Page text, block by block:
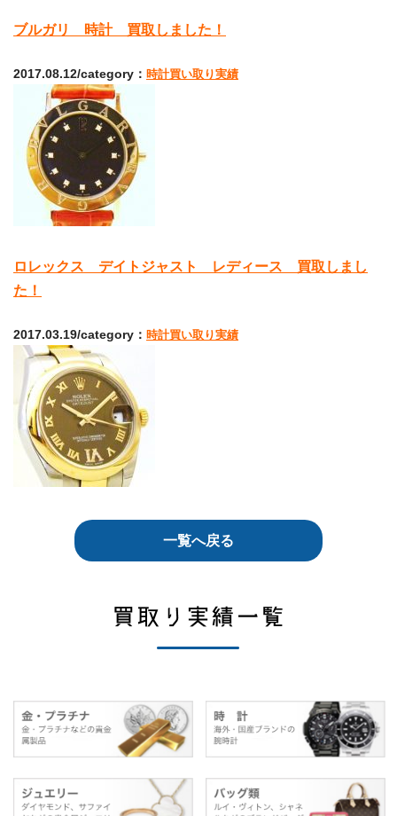
ブルガリ 時計 買取しました！
2017.08.12/category： 時計買い取り実績
ロレックス デイトジャスト レディース 買取しまし
た！
2017.03.19/category： 時計買い取り実績
一覧へ戻る